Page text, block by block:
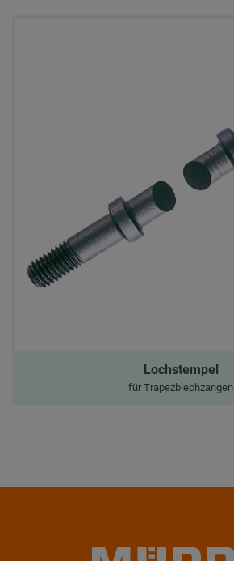
Lochstempel
für Trapezblechzangen